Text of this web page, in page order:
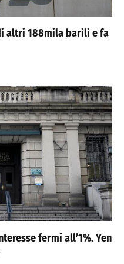
altri 188mila barili e fa
fermi all’1%. Yen